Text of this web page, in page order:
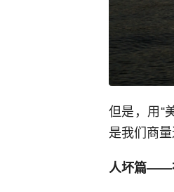
但是，用“
是我们商
人坏篇——